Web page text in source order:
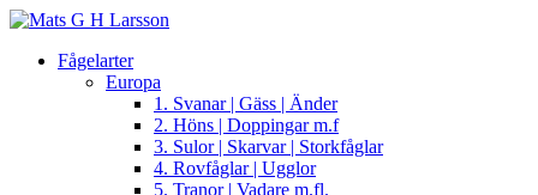
Fågelarter
Europa
1. Svanar | Gäss | Änder
2. Höns | Doppingar m.f
3. Sulor | Skarvar | Storkfåglar
4. Rovfåglar | Ugglor
5. Tranor | Vadare m.fl.